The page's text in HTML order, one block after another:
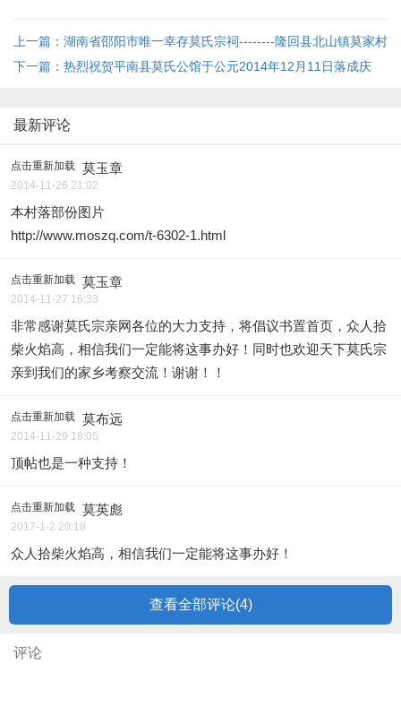
上一篇：湖南省邵阳市唯一幸存莫氏宗祠--------隆回县北山镇莫家村
莫氏宗祠 ... ... ...
下一篇：热烈祝贺平南县莫氏公馆于公元2014年12月11日落成庆
最新评论
点击重新加载 莫玉章
2014-11-26 21:02
本村落部份图片
http://www.moszq.com/t-6302-1.html
点击重新加载 莫玉章
2014-11-27 16:33
非常感谢莫氏宗亲网各位的大力支持，将倡议书置首页，众人拾
柴火焰高，相信我们一定能将这事办好！同时也欢迎天下莫氏宗
亲到我们的家乡考察交流！谢谢！！
点击重新加载 莫布远
2014-11-29 18:05
顶帖也是一种支持！
点击重新加载 莫英彪
2017-1-2 20:18
众人拾柴火焰高，相信我们一定能将这事办好！
查看全部评论(4)